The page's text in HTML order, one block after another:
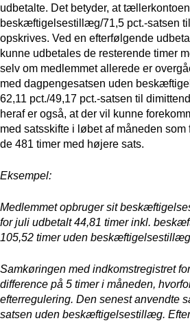
udbetalte. Det betyder, at
beskæftigelsestillæg/71,5 pct.-satsen
opskrives. Ved en efterfølgende
kunne udbetales de resterende timer
selv om medlemmet allerede er
med dagpengesatsen uden
62,11 pct./49,17 pct.-satsen til
heraf er også, at der vil kunne
med satsskifte i løbet af måneden som
de 481 timer med højere sats.
Eksempel:
Medlemmet opbruger sit
for juli udbetalt 44,81 timer inkl.
105,52 timer uden
Samkøringen med indkomstregistret
difference på 5 timer i måneden,
efterregulering. Den senest anvendte
satsen uden beskæftigelsestillæg.